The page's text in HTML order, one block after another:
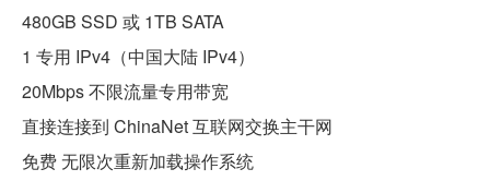
480GB SSD 或 1TB SATA
1 专用 IPv4（中国大陆 IPv4）
20Mbps 不限流量专用带宽
直接连接到 ChinaNet 互联网交换主干网
免费 无限次重新加载操作系统